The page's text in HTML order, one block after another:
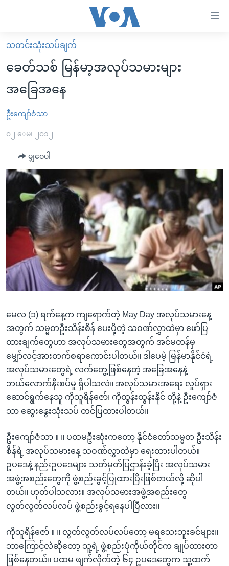
လွယ်ကူ
စေ
များ
ပင်မ
ကျော်
ရန်
စာမျက်နှာ
သို့
ကျော်
ရန်
ရှာဖွေ
ရန်
နေရာ
သို့
ကျော်
ရန်
မူလစာမျက်နှာ
မြန်မာ
ကမ္ဘာ့သတင်းများ
နိုင်ငံတကာ
အစ္စရေး-ပါလက်စတိုင်း
ဗွီဒီယို
အင်္ဂလိပ်စာလေ့လာမယ်
အမေရိကန်သုံးအီဒီယံ
မကြေးမုံရဲ့ အင်္ဂလိပ်စာ
ရုပ်ရှင်ထဲက အင်္ဂလိပ်စာ
သုတပဒေသာ အင်္ဂလိပ်စာ
အပတ်စဉ်ကဏ္ဍများ
ရေဒီယို
ရေဒီယိုနှင့်ရုပ်သံ အချက်အလက်များ
ရေဒီယို/တီဗွီအစီအစဉ်
Learning English
ဗွီအိုအေ လူမှုကွန်ယက်များ
ဘာသာစကားများ
သတင်းသုံးသပ်ချက်
ခေတ်သစ် မြန်မာ့အလုပ်သမားများ
အခြေအနေ
ဦးကျော်ဇံသာ
၀၂ ေမ၊ ၂၀၁၂
မျှဝေပါ
မေလ (၁) ရက်နေ့က ကျရောက်တဲ့ May Day အလုပ်သမားနေ့
အတွက် သမ္မတဦးသိန်းစိန် ပေးပို့တဲ့ သဝဏ်လွှာထဲမှာ ဖော်ပြ
ထားချက်တွေဟာ အလုပ်သမားတွေအတွက် အင်မတန်မှ
မျှော်လင့်အားတက်စရာကောင်းပါတယ်။ ဒါပေမဲ့ မြန်မာနိုင်ငံရဲ့
အလုပ်သမားတွေရဲ့ လက်တွေ့ဖြစ်နေတဲ့ အခြေအနေနဲ့
ဘယ်လောက်နီးစပ်မှု ရှိပါသလဲ။ အလုပ်သမားအရေး လှုပ်ရှား
ဆောင်ရွက်နေသူ ကိုသူရိန်ဇော်၊ ကိုထွန်းထွန်းနိုင် တို့နဲ့ ဦးကျော်ဇံ
သာ ဆွေးနွေးသုံးသပ် တင်ပြထားပါတယ်။
ဦးကျော်ဇံသာ ။ ။ ပထမဦးဆုံးကတော့ နိုင်ငံတော်သမ္မတ ဦးသိန်း
စိန်ရဲ့ အလုပ်သမားနေ့ သဝဏ်လွှာထဲမှာ ရေးထားပါတယ်။
ဥပဒေနဲ့ နည်းဥပဒေများ သတ်မှတ်ပြဌာန်းခဲ့ပြီး အလုပ်သမား
အဖွဲ့အစည်းတွေကို ဖွဲ့စည်းခွင့်ပြုထားပြီးဖြစ်တယ်လို့ ဆိုပါ
တယ်။ ဟုတ်ပါသလား။ အလုပ်သမားအဖွဲ့အစည်းတွေ
လွတ်လွတ်လပ်လပ် ဖွဲ့စည်းခွင့်ရနေပါပြီလား။
ကိုသူရိန်ဇော် ။ ။ လွတ်လွတ်လပ်လပ်တော့ မရသေးဘူးခင်များ။
ဘာကြောင့်လဲဆိုတော့ သူ့ရဲ့ ဖွဲ့စည်းပုံကိုယ်တိုင်က ချုပ်ထားတာ
ဖြစ်နေတယ်။ ပထမ ဖျက်လိုက်တဲ့ ၆၄ ဥပဒေတွေက သူ့ထက်